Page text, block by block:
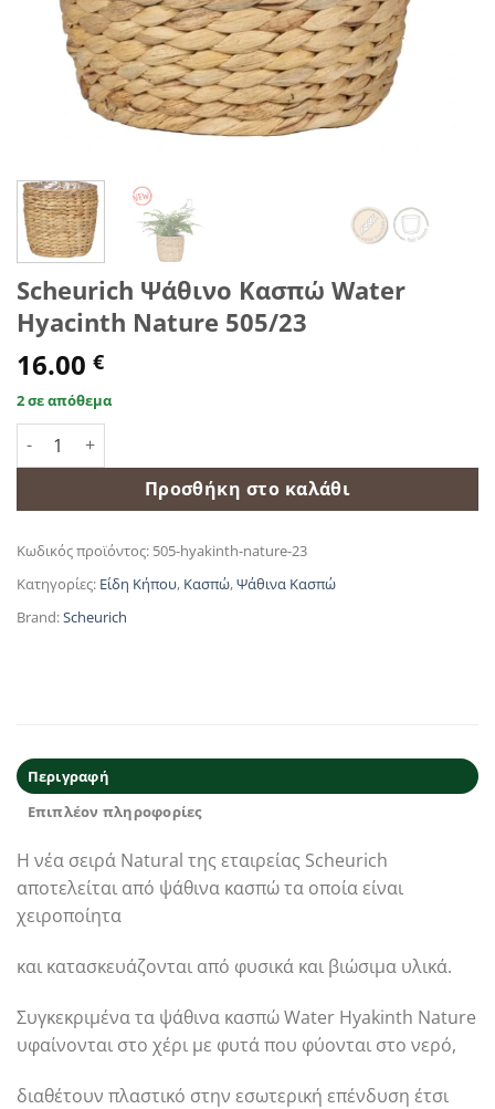
Scheurich Ψάθινο Κασπώ Water
Hyacinth Nature 505/23
16.00 €
2 σε απόθεμα
Scheurich Ψάθινο Κασπώ Water Hyacinth Nature 505/23
Προσθήκη στο καλάθι
Κωδικός προϊόντος: 505-hyakinth-nature-23
Κατηγορίες: Είδη Κήπου, Κασπώ,Ψάθινα Κασπώ
Brand:Scheurich
Περιγραφή
Επιπλέον πληροφορίες
Η νέα σειρά Natural της εταιρείας Scheurich
αποτελείται από ψάθινα κασπώ τα οποία είναι
χειροποίητα
και κατασκευάζονται από φυσικά και βιώσιμα υλικά.
Συγκεκριμένα τα ψάθινα κασπώ Water Hyakinth Nature
υφαίνονται στο χέρι με φυτά που φύονται στο νερό,
διαθέτουν πλαστικό στην εσωτερική επένδυση έτσι